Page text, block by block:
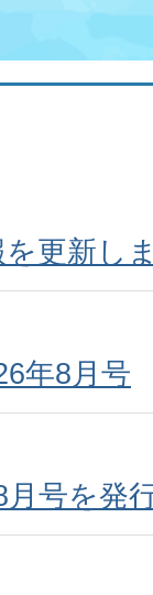
更新し
年8月号
号を発